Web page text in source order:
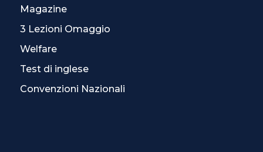
Magazine
3 Lezioni Omaggio
Welfare
Test di inglese
Convenzioni Nazionali